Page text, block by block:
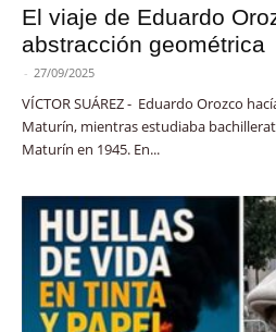
El viaje de Eduardo
abstracción geométrica
- 27/09/2025
VÍCTOR SUÁREZ - Eduardo Orozco
Maturín, mientras estudiaba
Maturín en 1945. En...